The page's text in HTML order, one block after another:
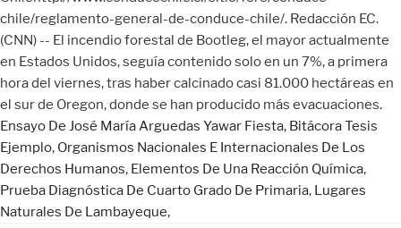
Ensayo De José María Arguedas Yawar Fiesta, Bitácora Tesis
Ejemplo, Organismos Nacionales E Internacionales De Los
Derechos Humanos, Elementos De Una Reacción Química,
Prueba Diagnóstica De Cuarto Grado De Primaria, Lugares
Naturales De Lambayeque,